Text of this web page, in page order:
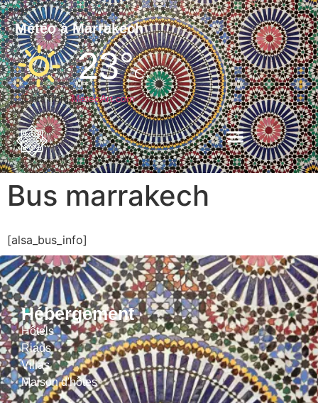
Météo à Marrakech
23°C
Data fromMeteoArt.com
Bus marrakech
[alsa_bus_info]
Hébergement
Hôtels
Riads
Villas
Maison d'hôtes